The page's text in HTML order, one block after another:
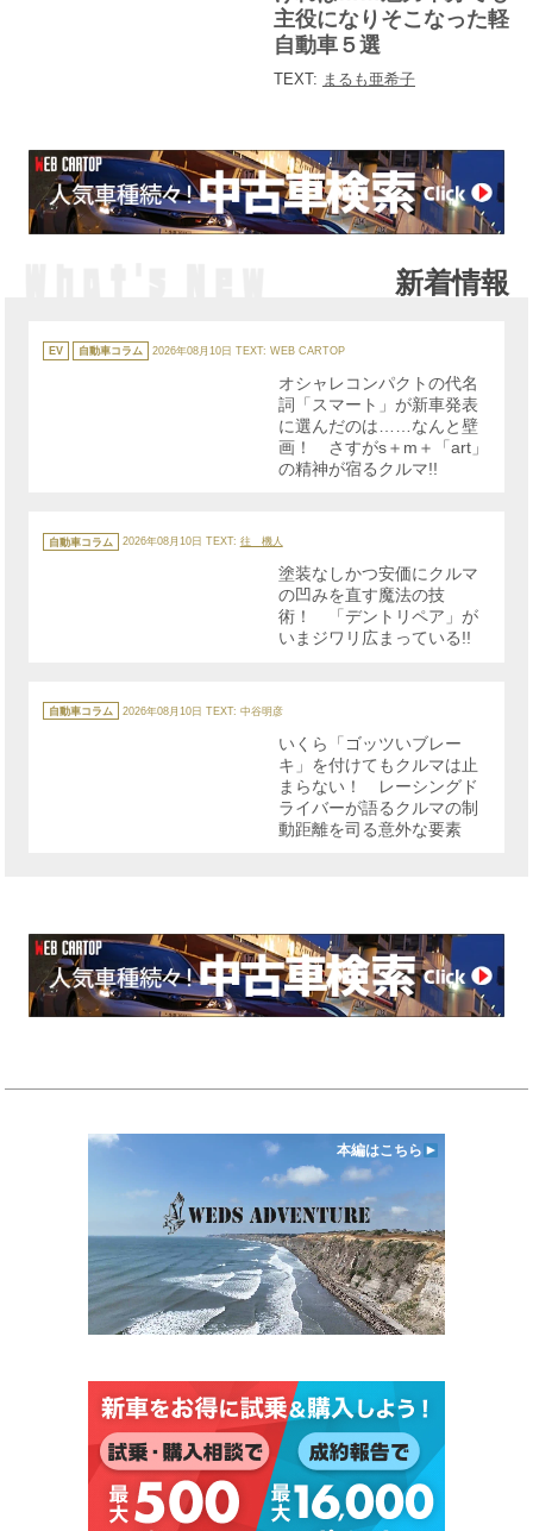
主役になりそこなった軽
自動車５選
TEXT: まるも亜希子
新着情報
カ
テ
ゴ
EV 自動車コラム 2026年08月10日 TEXT: WEB CARTOP
オシャレコンパクトの代名
詞「スマート」が新車発表
に選んだのは……なんと壁
画！ さすがs＋m＋「art」
の精神が宿るクルマ!!
テ
ゴ
自動車コラム 2026年08月10日 TEXT: 往 機人
塗装なしかつ安価にクルマ
の凹みを直す魔法の技
術！ 「デントリペア」が
いまジワリ広まっている!!
テ
ゴ
自動車コラム 2026年08月10日 TEXT: 中谷明彦
いくら「ゴッツいブレー
キ」を付けてもクルマは止
まらない！ レーシングド
ライバーが語るクルマの制
動距離を司る意外な要素
本編はこちら